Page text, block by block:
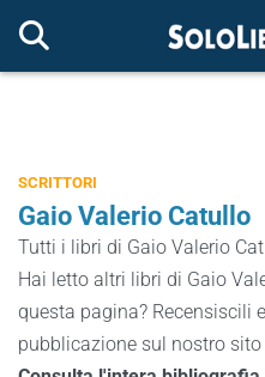
SCRITTORI
Gaio Valerio Catullo
Tutti i libri di Gaio Valerio
Hai letto altri libri di Gaio
questa pagina? Recensiscili
pubblicazione sul nostro sito